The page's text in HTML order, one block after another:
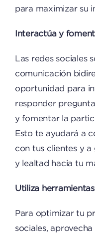
para maximizar su
Interactúa y
Las redes sociales
comunicación
oportunidad para
responder
y fomentar la
Esto te ayudará a
con tus clientes y
y lealtad hacia tu
Utiliza
Para optimizar tu
sociales,